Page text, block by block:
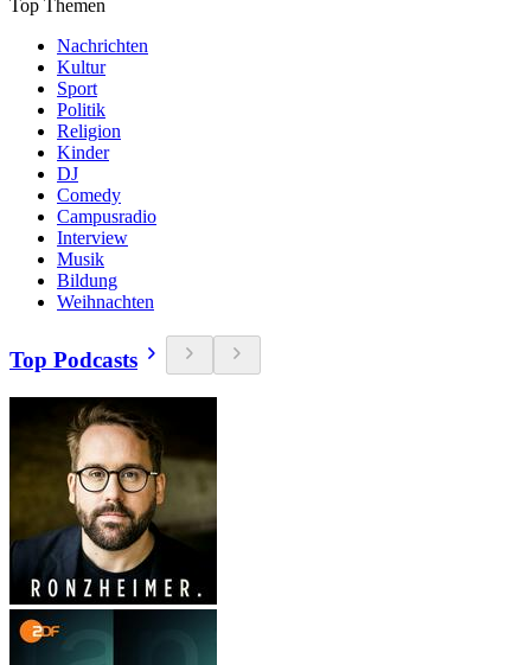
Top Themen
Nachrichten
Kultur
Sport
Politik
Religion
Kinder
DJ
Comedy
Campusradio
Interview
Musik
Bildung
Weihnachten
Top Podcasts